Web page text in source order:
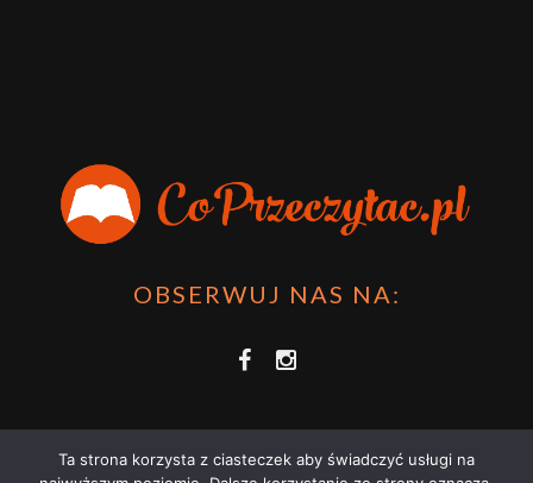
OBSERWUJ NAS NA:
Ta strona korzysta z ciasteczek aby świadczyć usługi na